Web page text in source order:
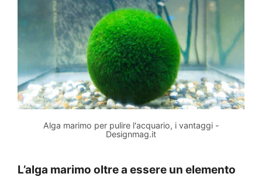
Alga marimo per pulire l'acquario, i vantaggi -
Designmag.it
L’alga marimo oltre a essere un elemento